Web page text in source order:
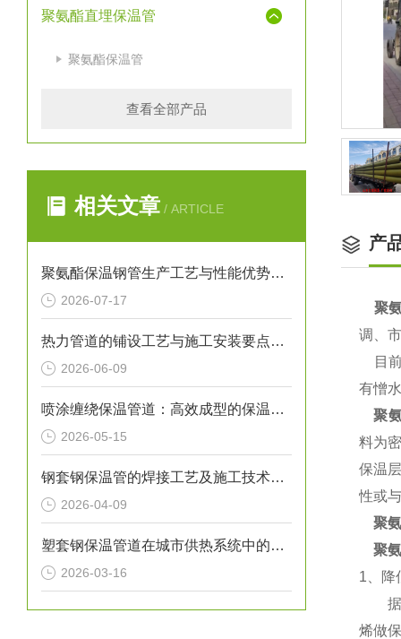
聚氨酯直埋保温管
聚氨酯保温管
查看全部产品
相关文章 / ARTICLE
聚氨酯保温钢管生产工艺与性能优势解析
2026-07-17
热力管道的铺设工艺与施工安装要点解析
2026-06-09
喷涂缠绕保温管道：高效成型的保温输送核心装备
2026-05-15
钢套钢保温管的焊接工艺及施工技术研究
2026-04-09
塑套钢保温管道在城市供热系统中的应用
2026-03-16
产
聚
调、
目前
有憎
聚
料为
保温
性或
聚
聚氨
1、降
据有
烯做